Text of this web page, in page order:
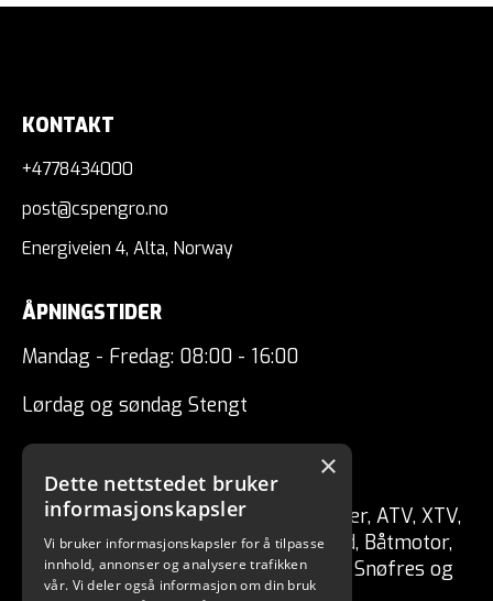
KONTAKT
+4778434000
post@cspengro.no
Energiveien 4, Alta, Norway
ÅPNINGSTIDER
Mandag - Fredag: 08:00 - 16:00
Lørdag og søndag Stengt
CSP ENGRO AS
Forhandler av fritidskjøretøy Tilhenger, ATV, XTV,
UTV, Mopedbil, Snøscooter, MC, Moped, Båtmotor,
Båt, Vannscooter, Elektriske kjøretøy, Snøfres og
×
Dette nettstedet bruker
informasjonskapsler
Vi bruker informasjonskapsler for å tilpasse
innhold, annonser og analysere trafikken
vår. Vi deler også informasjon om din bruk